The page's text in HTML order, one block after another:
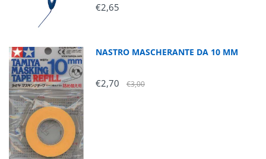
€2,65
NASTRO MASCHERANTE DA 10 MM
€2,70 €3,00